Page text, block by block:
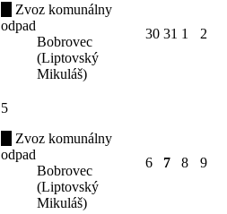
Zvoz komunálny
odpad
Bobrovec
(Liptovský
Mikuláš)
30 31 1 2
5
Zvoz komunálny
odpad
Bobrovec
(Liptovský
Mikuláš)
6 7 8 9